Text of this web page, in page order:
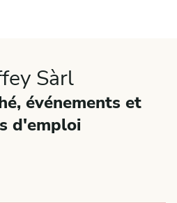
Sàrl
événements et
d'emploi